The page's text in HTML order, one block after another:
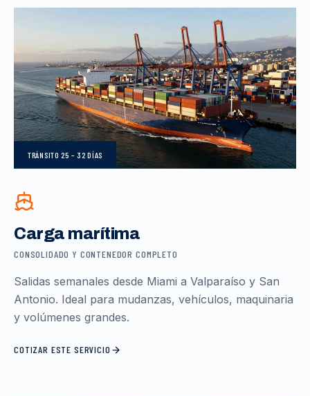
TRÁNSITO 25 – 32 DÍAS
Carga marítima
CONSOLIDADO Y CONTENEDOR COMPLETO
Salidas semanales desde Miami a Valparaíso y San
Antonio. Ideal para mudanzas, vehículos, maquinaria
y volúmenes grandes.
COTIZAR ESTE SERVICIO